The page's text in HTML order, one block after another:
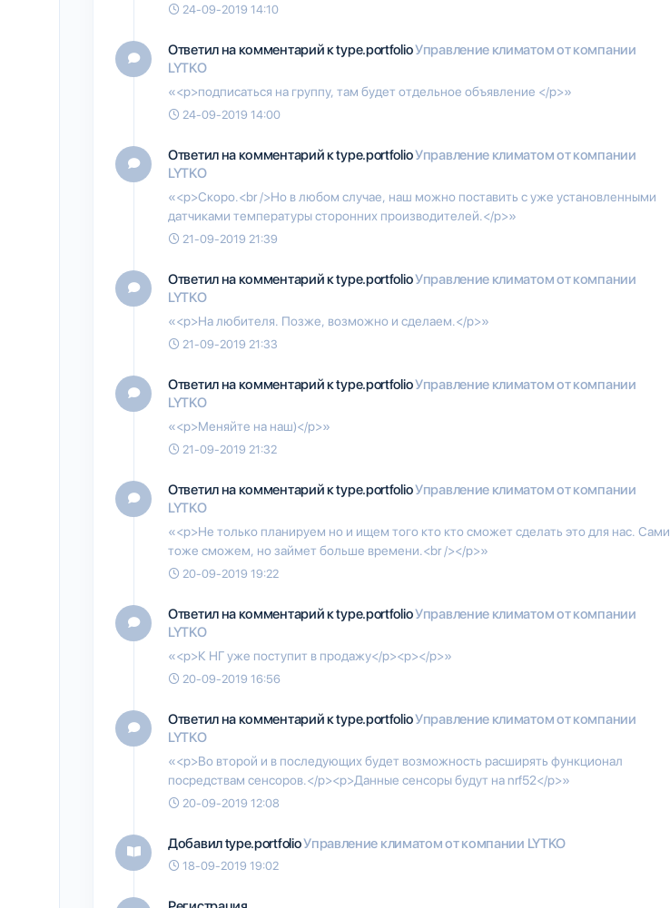
24-09-2019 14:10
Ответил на комментарий к type.portfolioУправление климатом от компании
LYTKO
«<p>подписаться на группу, там будет отдельное объявление </p>»
24-09-2019 14:00
Ответил на комментарий к type.portfolioУправление климатом от компании
LYTKO
«<p>Скоро.<br />Но в любом случае, наш можно поставить с уже установленными
датчиками температуры сторонних производителей.</p>»
21-09-2019 21:39
Ответил на комментарий к type.portfolioУправление климатом от компании
LYTKO
«<p>На любителя. Позже, возможно и сделаем.</p>»
21-09-2019 21:33
Ответил на комментарий к type.portfolioУправление климатом от компании
LYTKO
«<p>Меняйте на наш)</p>»
21-09-2019 21:32
Ответил на комментарий к type.portfolioУправление климатом от компании
LYTKO
«<p>Не только планируем но и ищем того кто кто сможет сделать это для нас. Сами
тоже сможем, но займет больше времени.<br /></p>»
20-09-2019 19:22
Ответил на комментарий к type.portfolioУправление климатом от компании
LYTKO
«<p>К НГ уже поступит в продажу</p><p></p>»
20-09-2019 16:56
Ответил на комментарий к type.portfolioУправление климатом от компании
LYTKO
«<p>Во второй и в последующих будет возможность расширять функционал
посредствам сенсоров.</p><p>Данные сенсоры будут на nrf52</p>»
20-09-2019 12:08
Добавил type.portfolioУправление климатом от компании LYTKO
18-09-2019 19:02